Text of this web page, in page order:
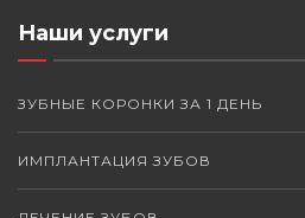
Наши услуги
ЗУБНЫЕ КОРОНКИ ЗА 1 ДЕНЬ
ИМПЛАНТАЦИЯ ЗУБОВ